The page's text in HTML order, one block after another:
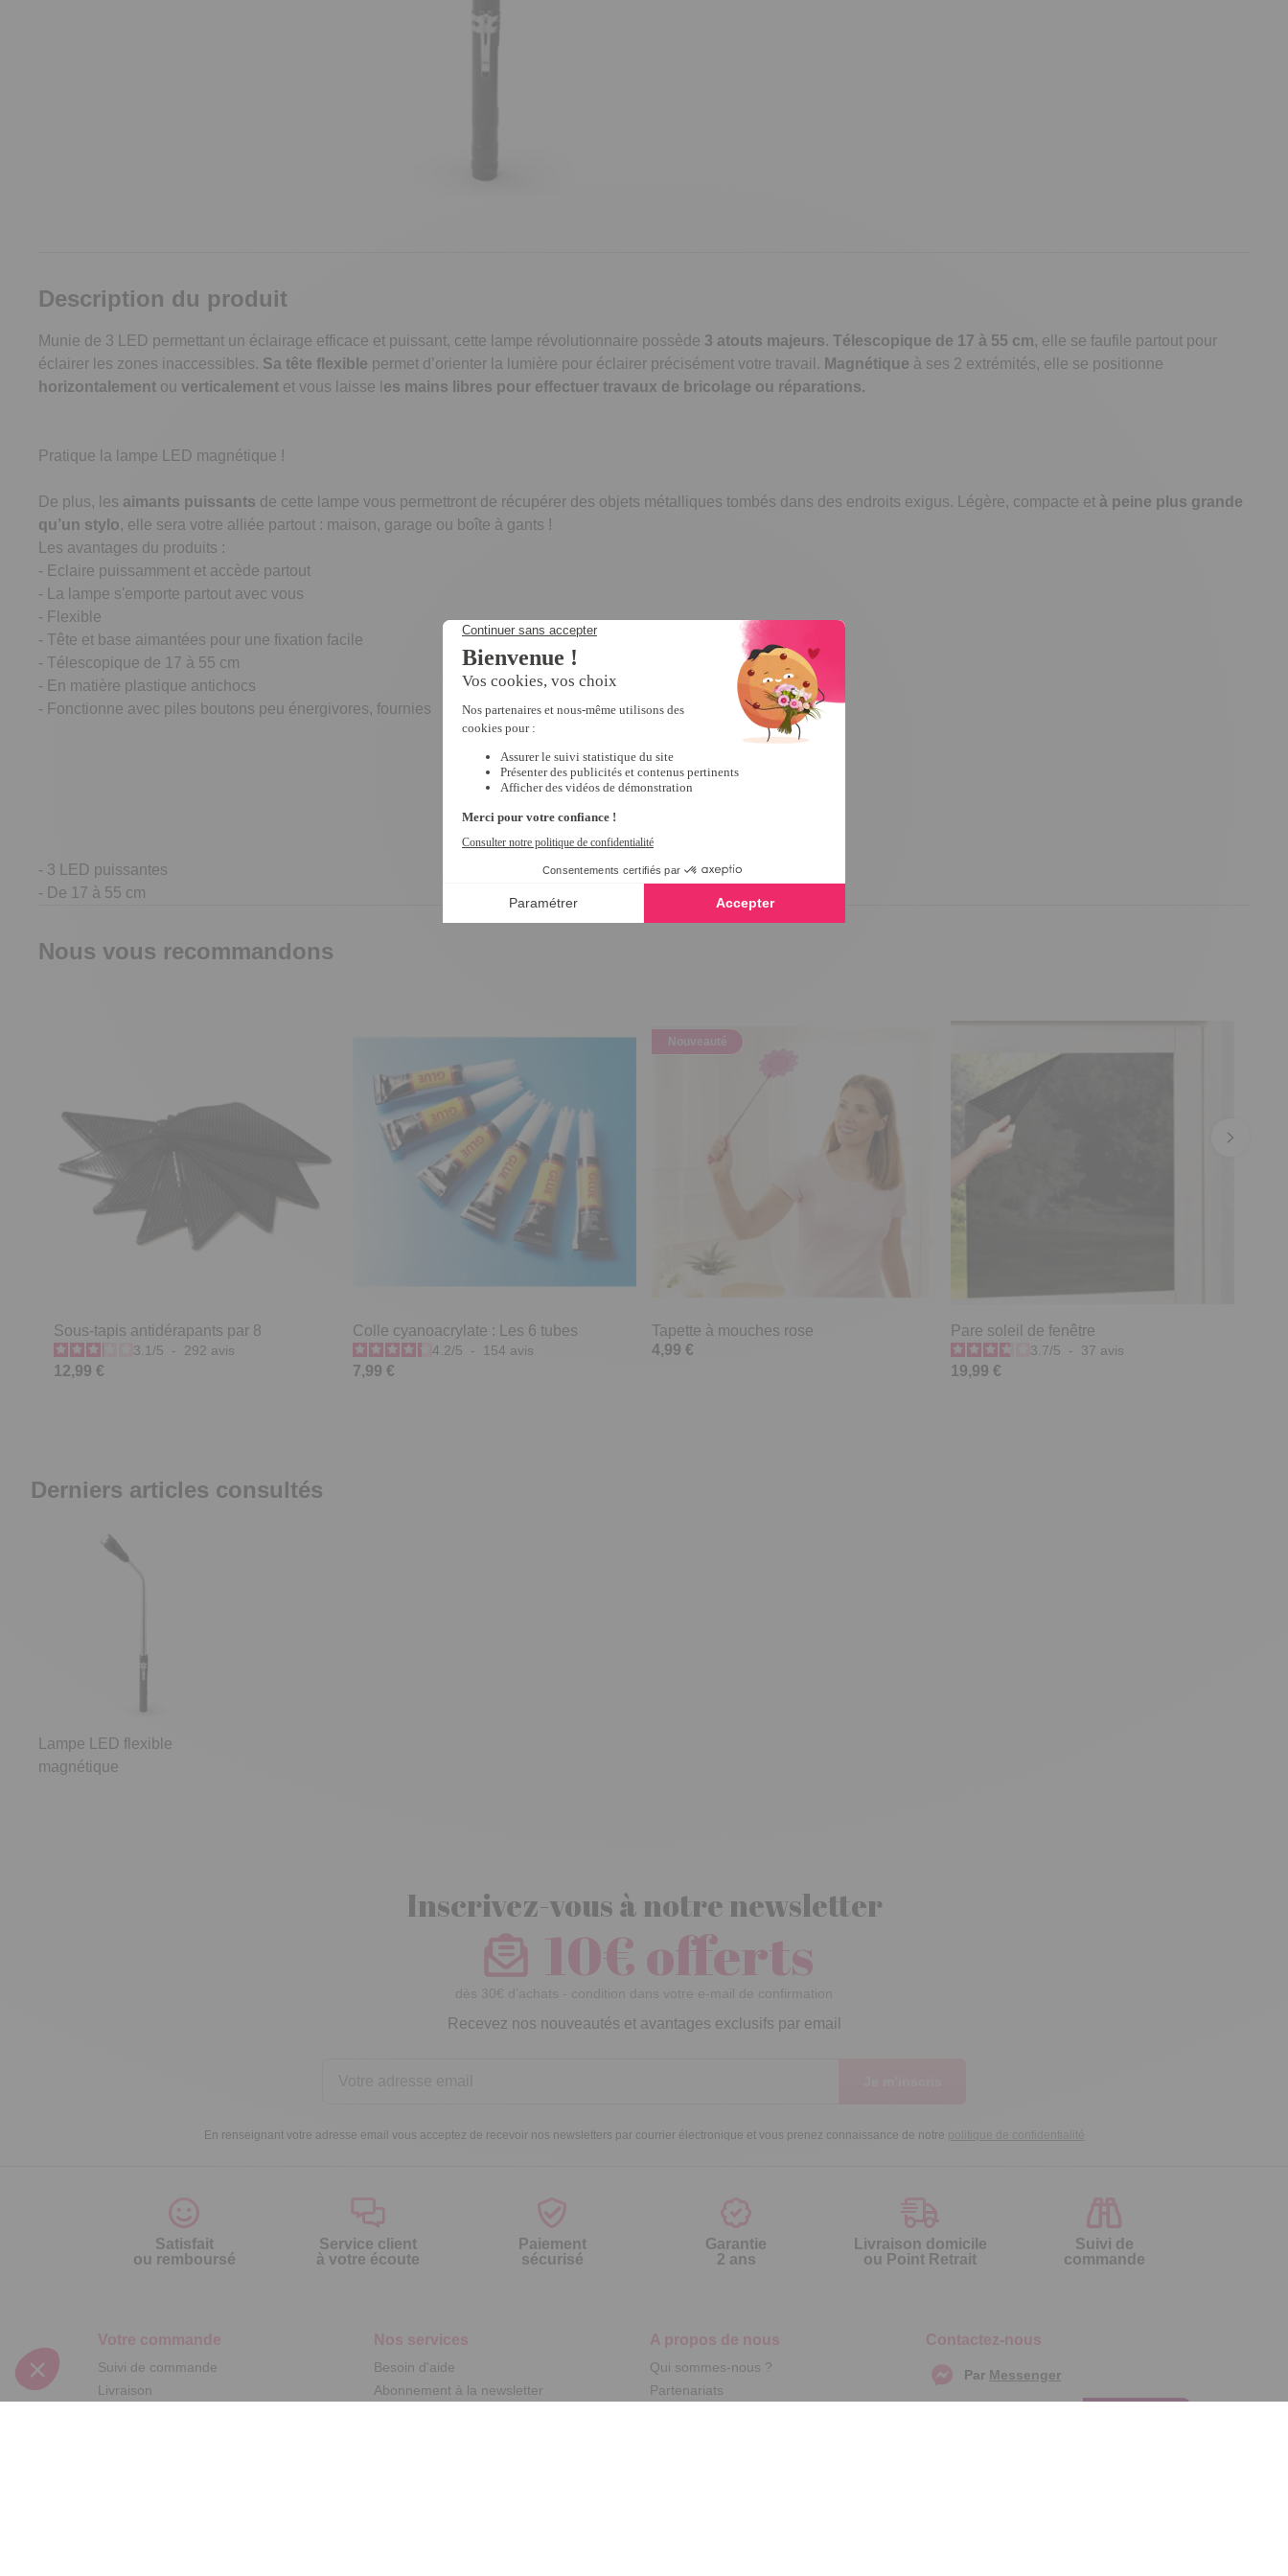
Description du produit
Munie de 3 LED permettant un éclairage efficace et puissant, cette lampe révolutionnaire possède 3 atouts majeurs. Télescopique de 17 à 55 cm, elle se faufile partout pour
éclairer les zones inaccessibles. Sa tête flexible permet d’orienter la lumière pour éclairer précisément votre travail. Magnétique à ses 2 extrémités, elle se positionne
horizontalement ou verticalement et vous laisse l es mains libres pour effectuer travaux de bricolage ou réparations.
Pratique la lampe LED magnétique !
De plus, les aimants puissants de cette lampe vous permettront de récupérer des objets métalliques tombés dans des endroits exigus. Légère, compacte et à peine plus grande
qu’un stylo, elle sera votre alliée partout : maison, garage ou boîte à gants !
Les avantages du produits :
- Eclaire puissamment et accède partout
- La lampe s'emporte partout avec vous
- Flexible
- Tête et base aimantées pour une fixation facile
- Télescopique de 17 à 55 cm
- En matière plastique antichocs
- Fonctionne avec piles boutons peu énergivores, fournies
- 3 LED puissantes
- De 17 à 55 cm
Nous vous recommandons
Sous-tapis antidérapants par 8
3.1 /5 - 292 avis
12,99 €
Colle cyanoacrylate : Les 6 tubes
4.2/5 - 154 avis
7,99 €
Nouveauté
Tapette à mouches rose
4,99 €
Pare soleil de fenêtre
3.7/5 - 37 avis
19,99 €
Derniers articles consultés
Lampe LED flexible
magnétique
Inscrivez-vous à notre newsletter
10€ offerts
dès 30€ d’achats - condition dans votre e-mail de confirmation
Recevez nos nouveautés et avantages exclusifs par email
En renseignant votre adresse email vous acceptez de recevoir nos newsletters par courrier électronique et vous prenez connaissance de notre politique de confidentialité
Satisfait
ou remboursé
Service client
à votre écoute
Paiement
sécurisé
Garantie
2 ans
Livraison domicile
ou Point Retrait
Suivi de
commande
Votre commande
Suivi de commande
Livraison
Nos services
Besoin d'aide
Abonnement à la newsletter
A propos de nous
Qui sommes-nous ?
Partenariats
Contactez-nous
Par Messenger
Service 0.50€ /